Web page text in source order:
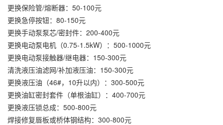
更换保险管/熔断器：50-100元
更换急停按钮：80-150元
更换手动泵泵芯/密封件：200-400元
更换电动泵电机（0.75-1.5kW）：500-1000元
更换电动泵接触器/继电器：150-300元
清洗液压油滤网/补加液压油：150-300元
更换液压油（46#，10升以内）：300-500元
更换油缸密封套件（单根油缸）：400-700元
更换液压锁总成：500-800元
焊接修复唇板或桥体钢结构：300-800元